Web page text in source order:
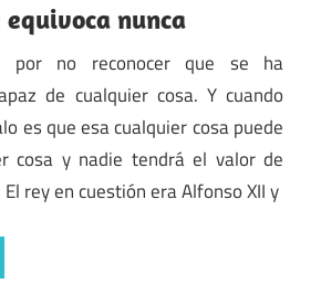
equivoca nunca
por no reconocer que se ha
de cualquier cosa. Y cuando
es que esa cualquier cosa puede
cosa y nadie tendrá el valor de
rey en cuestión era Alfonso XII y